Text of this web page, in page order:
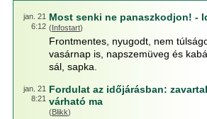
jan. 21
6:12
Most senki ne panaszkodjon! -
(Infostart)
Frontmentes, nyugodt, nem
vasárnap is, napszemüveg és
sál, sapka.
jan. 21
8:21
Fordulat az időjárásban:
várható ma
(Blikk)